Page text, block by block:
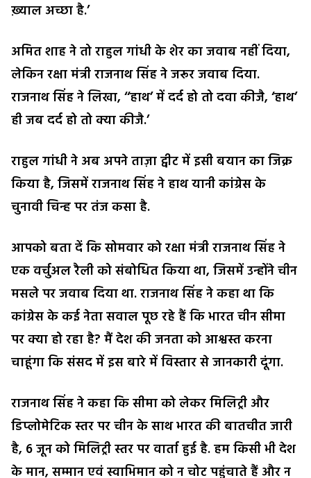
ख़्याल अच्छा है.’
अमित शाह ने तो राहुल गांधी के शेर का जवाब नहीं दिया,
लेकिन रक्षा मंत्री राजनाथ सिंह ने जरूर जवाब दिया.
राजनाथ सिंह ने लिखा, ‘‘हाथ’ में दर्द हो तो दवा कीजै, ‘हाथ’
ही जब दर्द हो तो क्या कीजै.’
राहुल गांधी ने अब अपने ताज़ा ट्वीट में इसी बयान का जिक्र
किया है, जिसमें राजनाथ सिंह ने हाथ यानी कांग्रेस के
चुनावी चिन्ह पर तंज कसा है.
आपको बता दें कि सोमवार को रक्षा मंत्री राजनाथ सिंह ने
एक वर्चुअल रैली को संबोधित किया था, जिसमें उन्होंने चीन
मसले पर जवाब दिया था. राजनाथ सिंह ने कहा था कि
कांग्रेस के कई नेता सवाल पूछ रहे हैं कि भारत चीन सीमा
पर क्या हो रहा है? मैं देश की जनता को आश्वस्त करना
चाहूंगा कि संसद में इस बारे में विस्तार से जानकारी दूंगा.
राजनाथ सिंह ने कहा कि सीमा को लेकर मिलिट्री और
डिप्लोमेटिक स्तर पर चीन के साथ भारत की बातचीत जारी
है, 6 जून को मिलिट्री स्तर पर वार्ता हुई है. हम किसी भी देश
के मान, सम्मान एवं स्वाभिमान को न चोट पहुंचाते हैं और न